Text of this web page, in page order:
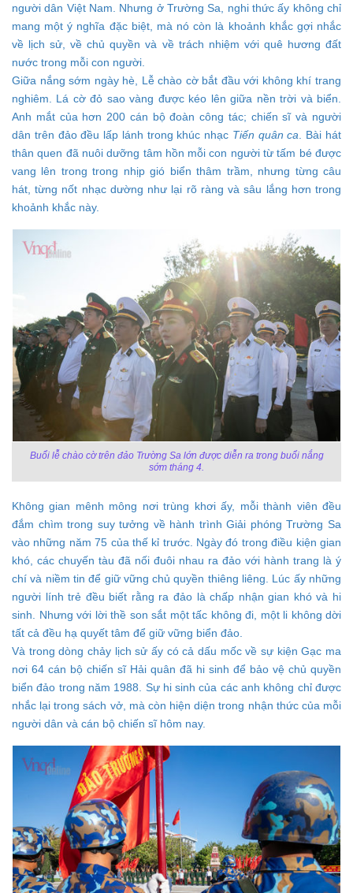
người dân Việt Nam. Nhưng ở Trường Sa, nghi thức ấy không chỉ
mang một ý nghĩa đặc biệt, mà nó còn là khoảnh khắc gợi nhắc
về lịch sử, về chủ quyền và về trách nhiệm với quê hương đất
nước trong mỗi con người.
Giữa nắng sớm ngày hè, Lễ chào cờ bắt đầu với không khí trang
nghiêm. Lá cờ đỏ sao vàng được kéo lên giữa nền trời và biển.
Anh mắt của hơn 200 cán bộ đoàn công tác; chiến sĩ và người
dân trên đảo đều lấp lánh trong khúc nhạc Tiến quân ca . Bài hát
thân quen đã nuôi dưỡng tâm hồn mỗi con người từ tấm bé được
vang lên trong trong nhịp gió biển thâm trầm, nhưng từng câu
hát, từng nốt nhạc dường như lại rõ ràng và sâu lắng hơn trong
khoảnh khắc này.
Buổi lễ chào cờ trên đảo Trường Sa lớn được diễn ra trong buổi nắng
sớm tháng 4.
Không gian mênh mông nơi trùng khơi ấy, mỗi thành viên đều
đắm chìm trong suy tưởng về hành trình Giải phóng Trường Sa
vào những năm 75 của thế kỉ trước. Ngày đó trong điều kiện gian
khó, các chuyến tàu đã nối đuôi nhau ra đảo với hành trang là ý
chí và niềm tin để giữ vững chủ quyền thiêng liêng. Lúc ấy những
người lính trẻ đều biết rằng ra đảo là chấp nhận gian khó và hi
sinh. Nhưng với lời thề son sắt một tấc không đi, một li không dời
tất cả đều hạ quyết tâm để giữ vững biển đảo.
Và trong dòng chảy lịch sử ấy có cả dấu mốc về sự kiện Gạc ma
nơi 64 cán bộ chiến sĩ Hải quân đã hi sinh để bảo vệ chủ quyền
biển đảo trong năm 1988. Sự hi sinh của các anh không chỉ được
nhắc lại trong sách vở, mà còn hiện diện trong nhận thức của mỗi
người dân và cán bộ chiến sĩ hôm nay.